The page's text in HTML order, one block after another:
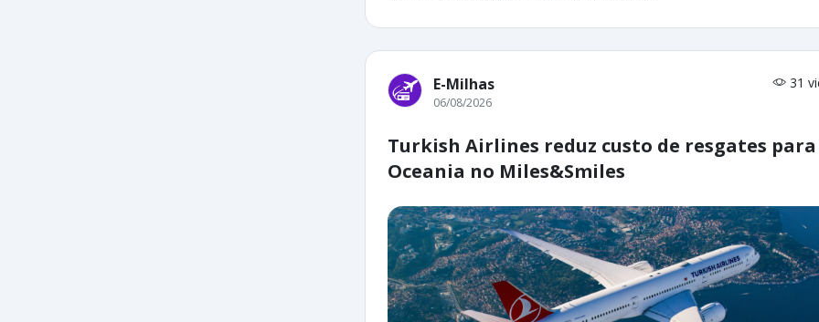
E-Milhas 31
06/08/2026
Turkish Airlines reduz custo de resgates
Oceania no Miles&Smiles